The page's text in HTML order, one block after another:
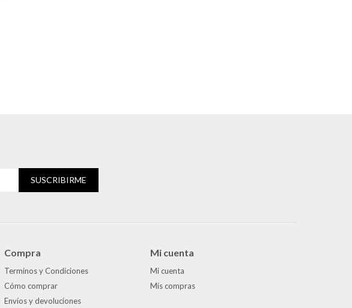
Compra
Terminos y Condiciones
Cómo comprar
Envíos y devoluciones
Mi cuenta
Mi cuenta
Mis compras
SUSCRIBIRME